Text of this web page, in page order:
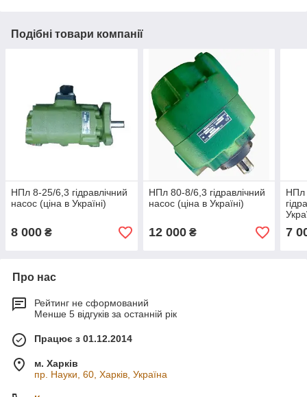
Подібні товари компанії
НПл 8-25/6,3 гідравлічний
насос (ціна в Україні)
8 000 ₴
НПл 80-8/6,3 гідравлічний
насос (ціна в Україні)
12 000₴
НПл
7
Про нас
Рейтинг не сформований
Менше 5 відгуків за останній рік
Працює з 01.12.2014
м. Харків
пр. Науки, 60, Харків, Україна